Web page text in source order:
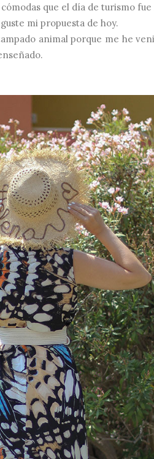
que el día de turismo
mi propuesta de hoy.
animal porque me he